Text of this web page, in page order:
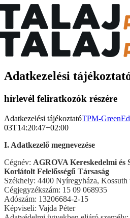
Kihagyás
Adatkezelési
hírlevél feliratkozók részére
Adatkezelési tájékoztatóTPM-
03T14:20:47+02:00
I. Adatkezelő megnevezése
Cégnév: AGROVA Kereskedelmi és
Korlátolt Felelősségű Társaság
Székhely: 4400 Nyíregyháza, Kossuth
Cégjegyzékszám: 15 09 068935
Adószám: 13206684-2-15
Képviseli: Vajda Péter